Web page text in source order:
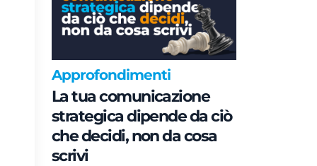
Approfondimenti
La tua comunicazione
strategica dipende da ciò
che decidi, non da cosa
scrivi